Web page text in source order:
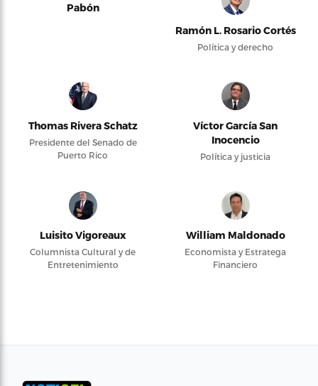
Pabón
Ramón L. Rosario Cortés
Política y derecho
Thomas Rivera Schatz
Presidente del Senado de
Puerto Rico
Víctor García San
Inocencio
Política y justicia
Luisito Vigoreaux
Columnista Cultural y de
Entretenimiento
William Maldonado
Economista y Estratega
Financiero